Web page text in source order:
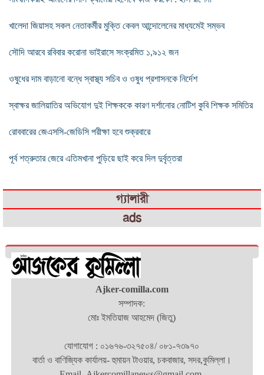
খালেদা জিয়াসহ সকল নেতাকর্মীর মুক্তি কেবল আন্দোলেনের মাধ্যমেই সম্ভব
সৌদি আরবে রবিবার করোনা ভাইরাসে সংক্রমিত ১,৯১২ জন
ওষুধের দাম বাড়ানো বন্ধে স্বাস্থ্য সচিব ও ওষুধ প্রশাসনকে নির্দেশ
স্বাক্ষর জালিয়াতির অভিযোগ দুই শিক্ষককে কারণ দর্শানোর নোটিশ কুবি শিক্ষক সমিতির
রোববারের জেএসসি-জেডিসি পরীক্ষা হবে শুক্রবারে
পূর্ব শত্রুতার জেরে এতিমখানা পুড়িয়ে ছাই করে দিল দুর্বৃত্তরা
গ্যালারী
ads
Ajker-comilla.com
সম্পাদক:
মোঃ ইমতিয়াজ আহমেদ (জিতু)
যোগাযোগ : ০১৬৭৬-৩২৭৫০৪/ ০৮১-৭৩৯৭০
বার্তা ও বাণিজ্যিক কার্যালয়- হুমায়ন টাওয়ার, চকবাজার, সদর,কুমিল্লা।